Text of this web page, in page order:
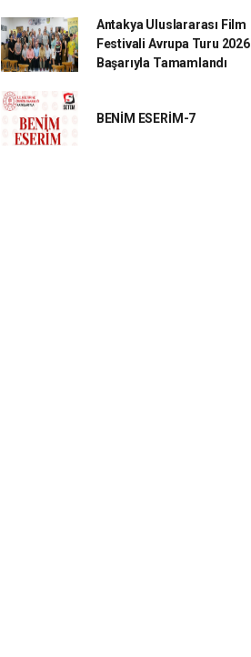
Antakya Uluslararası Film
Festivali Avrupa Turu 2026
Başarıyla Tamamlandı
BENİM ESERİM-7